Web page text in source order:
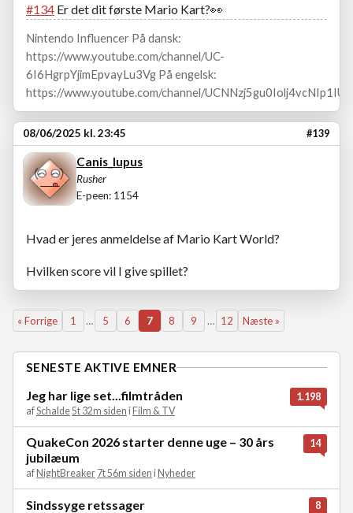
#134 Er det dit første Mario Kart?👀
Nintendo Influencer På dansk:
https://www.youtube.com/channel/UC-
6I6HgrpYjimEpvayLu3Vg På engelsk:
https://www.youtube.com/channel/UCNNzj5gu0Iolj4vcNIp1IUA
08/06/2025 kl. 23:45 #139
Canis_lupus
Rusher
E-peen: 1154
Hvad er jeres anmeldelse af Mario Kart World?
Hvilken score vil I give spillet?
« Forrige 1 … 5 6 7 8 9 … 12 Næste »
SENESTE AKTIVE EMNER
Jeg har lige set...filmtråden
afSchalde5t 32m siden i Film & TV
1.198
QuakeCon 2026 starter denne uge – 30 års
jubilæum
af NightBreaker 7t 56m siden i Nyheder
14
Sindssyge retssager 8